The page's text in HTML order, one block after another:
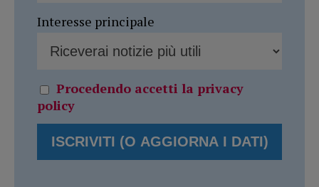
Interesse principale
Procedendo accetti la privacy
policy